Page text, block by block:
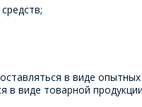
в виде
виде товарной